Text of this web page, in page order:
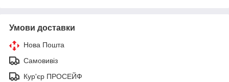
Умови доставки
Нова Пошта
Самовивіз
Кур'єр ПРОСЕЙФ